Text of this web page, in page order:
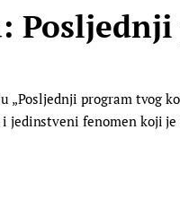
program tvog
jedinstveni fenomen koji